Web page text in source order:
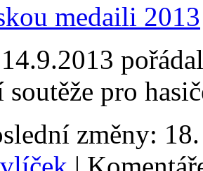
medaili 2013
pro
změny: